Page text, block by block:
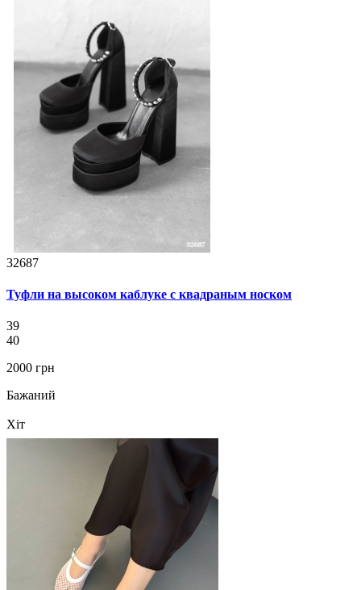
32687
Туфли на высоком каблуке с квадраным носком
39
40
2000 грн
Бажаний
Хіт